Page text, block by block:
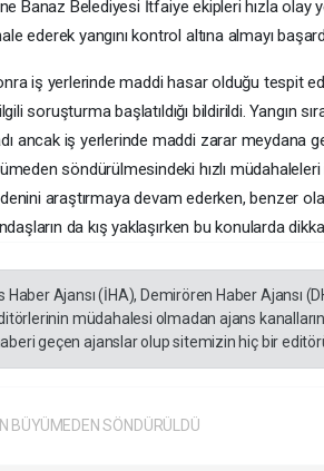
Banaz Belediyesi İtfaiye ekipleri hızla
ederek yangını kontrol altına almayı
iş yerlerinde maddi hasar olduğu tespit
soruşturma başlatıldığı bildirildi. Yangın
ancak iş yerlerinde maddi zarar meydana
söndürülmesindeki hızlı
araştırmaya devam ederken, benzer
da kış yaklaşırken bu konularda
Haber Ajansı (İHA), Demirören Haber Ajansı
müdahalesi olmadan ajans
geçen ajanslar olup sitemizin hiç bir
BÜYÜMEDEN SÖNDÜRÜLDÜ